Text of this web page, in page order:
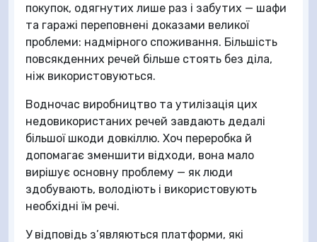
покупок, одягнутих лише раз і забутих — шафи
та гаражі переповнені доказами великої
проблеми: надмірного споживання. Більшість
повсякденних речей більше стоять без діла,
ніж використовуються.
Водночас виробництво та утилізація цих
недовикористаних речей завдають дедалі
більшої шкоди довкіллю. Хоч переробка й
допомагає зменшити відходи, вона мало
вирішує основну проблему — як люди
здобувають, володіють і використовують
необхідні їм речі.
У відповідь з’являються платформи, які